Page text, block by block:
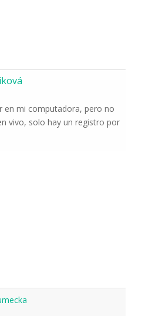
en mi computadora, pero no
vivo, solo hay un registro por